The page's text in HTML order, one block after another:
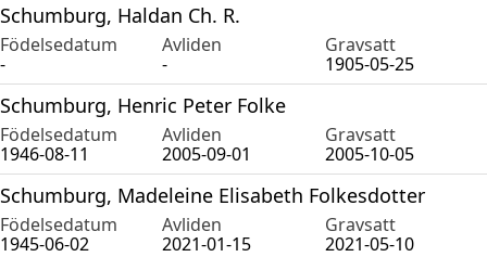
Schumburg, Haldan Ch. R.
Födelsedatum Avliden
Gravsatt
-
- 1905-05-25
Schumburg, Henric Peter Folke
Födelsedatum Avliden
Gravsatt
1946-08-11
2005-09-01 2005-10-05
Schumburg, Madeleine Elisabeth Folkesdotter
Födelsedatum Avliden
Gravsatt
1945-06-02
2021-01-15 2021-05-10